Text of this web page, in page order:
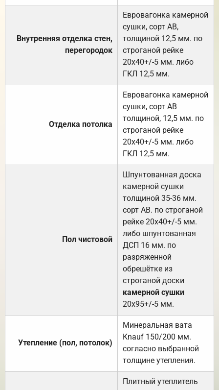
Внутренняя отделка стен,
перегородок
Евровагонка камерной
сушки, сорт АВ,
толщиной 12,5 мм. по
строганой рейке
20х40+/-5 мм. либо
ГКЛ 12,5 мм.
Отделка потолка
Евровагонка камерной
сушки, сорт АВ
толщиной, 12,5 мм. по
строганой рейке
20х40+/-5 мм. либо
ГКЛ 12,5 мм.
Пол чистовой
Шпунтованная доска
камерной сушки
толщиной 35-36 мм.
сорт АВ. по строганой
рейке 20х40+/-5 мм.
либо шпунтованная
ДСП 16 мм. по
разряженной
обрешётке из
строганой доски
камерной сушки
20х95+/-5 мм.
Утепление (пол, потолок)
Минеральная вата
Knauf 150/200 мм.
согласно выбранной
толщине утепления.
Плитный утеплитель